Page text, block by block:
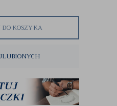
DO KOSZYKA